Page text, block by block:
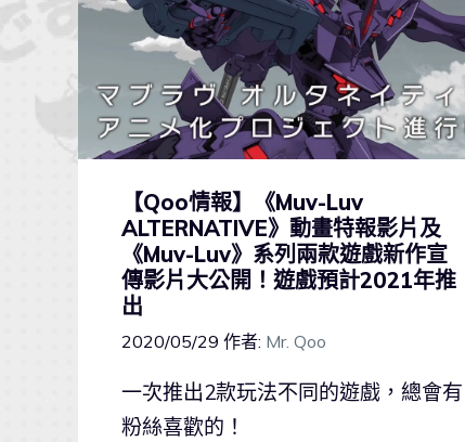
【Qoo情報】《Muv-Luv
ALTERNATIVE》動畫特報影片及
《Muv-Luv》系列兩款遊戲新作宣
傳影片大公開！遊戲預計2021年推
出
2020/05/29 作者: Mr. Qoo
一次推出2款玩法不同的遊戲，總會有
粉絲喜歡的！